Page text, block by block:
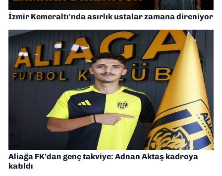
İzmir Kemeraltı'nda asırlık ustalar zamana direniyor
Aliağa FK’dan genç takviye: Adnan Aktaş kadroya
katıldı